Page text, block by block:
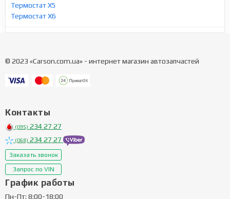
Термостат X5
Термостат X6
© 2023 «Carson.com.ua» - интернет магазин автозапчастей
Контакты
(095) 234 27 27
(068) 234 27 27
Заказать звонок
Запрос по VIN
График работы
Пн-Пт: 8:00-18:00